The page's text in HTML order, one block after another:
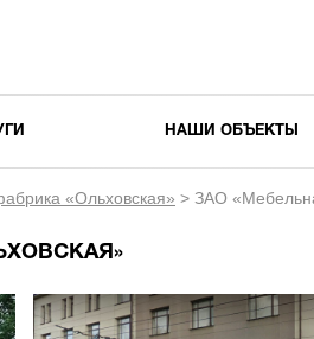
НАШИ ОБЪЕКТЫ
«Ольховская» > ЗАО